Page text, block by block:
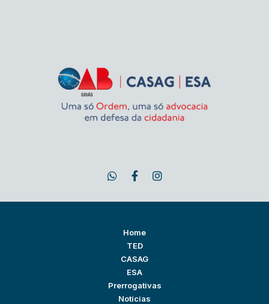
Home
TED
CASAG
ESA
Prerrogativas
Notícias